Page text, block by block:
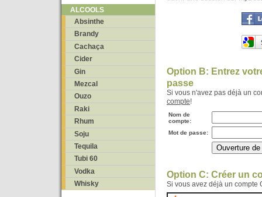
ALCOOLS
Absinthe
Brandy
Cachaça
Cider
Gin
Mezcal
Ouzo
Raki
Rhum
Soju
Tequila
Tubi 60
Vodka
Whisky
Option B: Entrez
passe
Si vous n'avez pas déjà un
compte!
Nom de
compte:
Mot de passe:
Option C: Créer un
Si vous avez déjà un compte